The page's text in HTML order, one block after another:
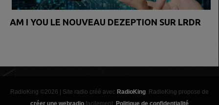
AM I YOU LE NOUVEAU DEZEPTION SUR LRDR
RadioKing ©2026 | Site radio créé avec RadioKing. RadioKing propose de